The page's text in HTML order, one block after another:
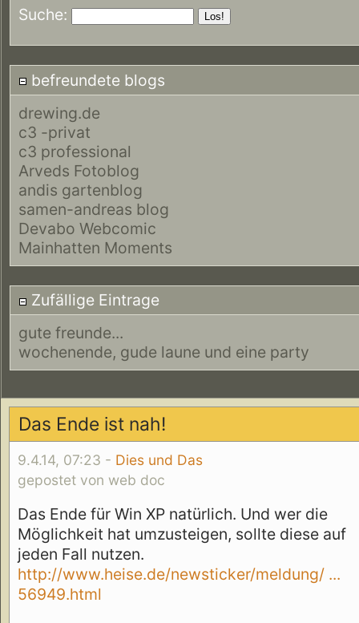
Suche:
befreundete blogs
drewing.de
c3 -privat
c3 professional
Arveds Fotoblog
andis gartenblog
samen-andreas blog
Devabo Webcomic
Mainhatten Moments
Zufällige Eintrage
gute freunde...
wochenende, gude laune und eine party
Das Ende ist nah!
9.4.14, 07:23 - Dies und Das
gepostet von web doc
Das Ende für Win XP natürlich. Und wer die
Möglichkeit hat umzusteigen, sollte diese auf
jeden Fall nutzen.
http://www.heise.de/newsticker/meldung/ ...
56949.html